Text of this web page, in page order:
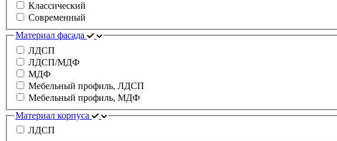
Классический
Современный
Материал фасада
ЛДСП
ЛДСП/МДФ
МДФ
Мебельный профиль, ЛДСП
Мебельный профиль, МДФ
Материал корпуса
ЛДСП